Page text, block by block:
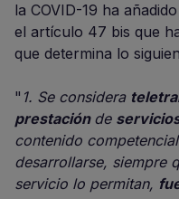
la COVID-19 ha
el artículo 47 bis que
que determina lo
" 1. Se considera
prestación de
contenido
desarrollarse, siempre
servicio lo permitan,